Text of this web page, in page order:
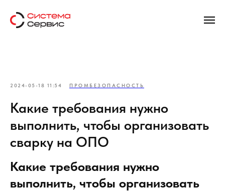
2024-05-18 11:54 ПРОМБЕЗОПАСНОСТЬ
Какие требования нужно
выполнить, чтобы организовать
сварку на ОПО
Какие требования нужно
выполнить, чтобы организовать